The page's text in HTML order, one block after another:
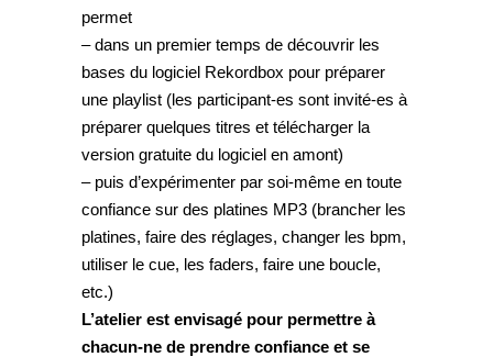
permet
– dans un premier temps de découvrir les
bases du logiciel Rekordbox pour préparer
une playlist (les participant-es sont invité-es à
préparer quelques titres et télécharger la
version gratuite du logiciel en amont)
– puis d’expérimenter par soi-même en toute
confiance sur des platines MP3 (brancher les
platines, faire des réglages, changer les bpm,
utiliser le cue, les faders, faire une boucle,
etc.)
L’atelier est envisagé pour permettre à
chacun-ne de prendre confiance et se